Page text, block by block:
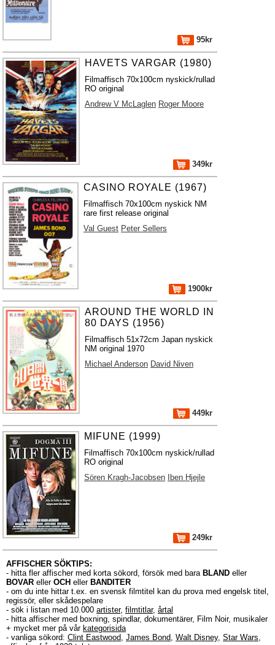
95kr
HAVETS VARGAR (1980)
Filmaffisch 70x100cm nyskick/rullad
RO original
Andrew V McLaglen Roger Moore
349kr
CASINO ROYALE (1967)
Filmaffisch 70x100cm nyskick NM
rare first release original
Val Guest Peter Sellers
1900kr
AROUND THE WORLD IN
80 DAYS (1956)
Filmaffisch 51x72cm Japan nyskick
NM original 1970
Michael Anderson David Niven
449kr
MIFUNE (1999)
Filmaffisch 70x100cm nyskick/rullad
RO original
Sören Kragh-Jacobsen
Iben Hjejle
249kr
AFFISCHER SÖKTIPS:
- hitta fler affischer med korta sökord, försök med bara BLAND eller
BOVAR eller OCH eller BANDITER
- om du inte hittar t.ex. en svensk filmtitel kan du prova med engelsk titel,
regissör, eller skådespelare
- sök i listan med 10.000 artister, filmtitlar, årtal
- hitta affischer med boxning, spindlar, dokumentärer, Film Noir, musikaler
+ mycket mer på vår kategorisida
- vanliga sökord: Clint Eastwood, James Bond, Walt Disney, Star Wars,